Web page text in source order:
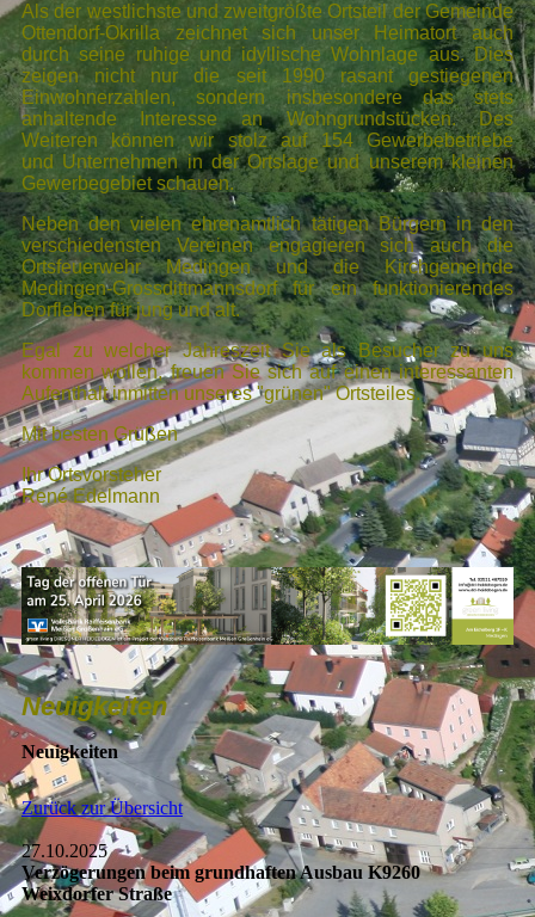
Als der westlichste und zweitgrößte Ortsteil der Gemeinde
Ottendorf-Okrilla zeichnet sich unser Heimatort auch
durch seine ruhige und idyllische Wohnlage aus. Dies
zeigen nicht nur die seit 1990 rasant gestiegenen
Einwohnerzahlen, sondern insbesondere das stets
anhaltende Interesse an Wohngrundstücken. Des
Weiteren können wir stolz auf 154 Gewerbebetriebe
und Unternehmen in der Ortslage und unserem kleinen
Gewerbegebiet schauen.
Neben den vielen ehrenamtlich tätigen Bürgern in den
verschiedensten Vereinen engagieren sich auch die
Ortsfeuerwehr Medingen und die Kirchgemeinde
Medingen-Grossdittmannsdorf für einfunktionierendes
Dorfleben für jung und alt.
Egal zu welcher Jahreszeit Sie als Besucher zu uns
kommen wollen, freuen Sie sich auf einen interessanten
Aufenthalt inmitten unseres "grünen" Ortsteiles.
Mit besten Grüßen
Ihr Ortsvorsteher
René Edelmann
Neuigkeiten
Neuigkeiten
Zurück zur Übersicht
27.10.2025
Verzögerungen beim grundhaften Ausbau K9260
Weixdorfer Straße